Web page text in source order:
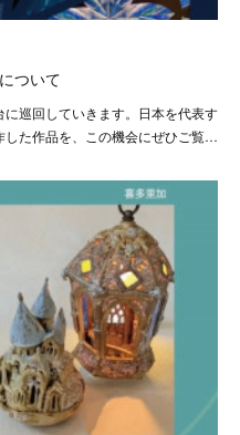
ついて
巡回していきます。日本を代表す
した作品を、この機会にぜひご覧…